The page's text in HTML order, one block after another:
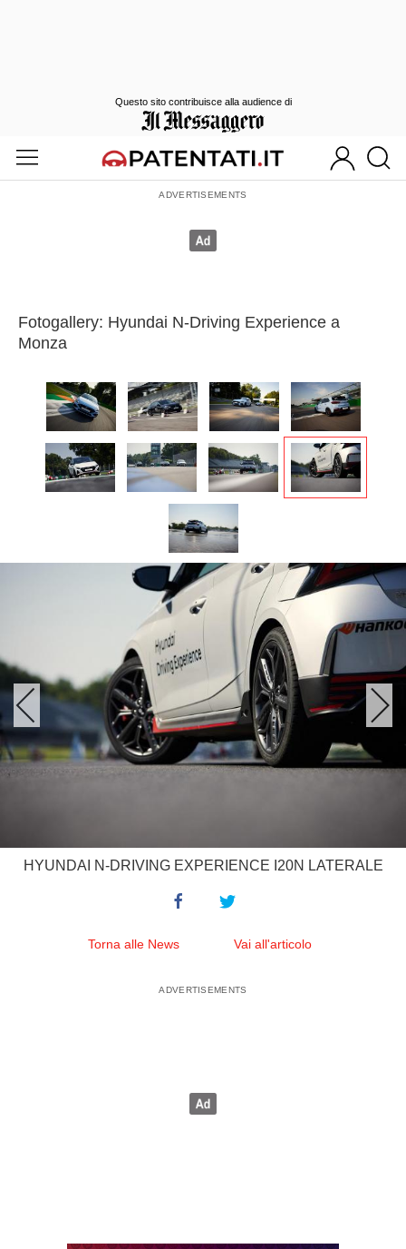
Fotogallery: Hyundai N-Driving Experience a
Monza
HYUNDAI N-DRIVING EXPERIENCE I20N LATERALE
Torna alle News Vai all'articolo
Questo sito contribuisce alla audience di